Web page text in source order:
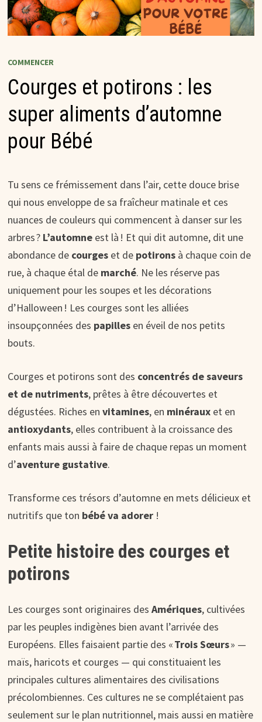
COMMENCER
Courges et potirons : les
super aliments d’automne
pour Bébé
Tu sens ce frémissement dans l’air, cette douce brise
qui nous enveloppe de sa fraîcheur matinale et ces
nuances de couleurs qui commencent à danser sur les
arbres ? L’automne est là ! Et qui dit automne, dit une
abondance de courges et de potirons à chaque coin de
rue, à chaque étal de marché. Ne les réserve pas
uniquement pour les soupes et les décorations
d’Halloween ! Les courges sont les alliées
insoupçonnées des papilles en éveil de nos petits
bouts.
Courges et potirons sont des concentrés de saveurs
et de nutriments, prêtes à être découvertes et
dégustées. Riches en vitamines, en minéraux et en
antioxydants, elles contribuent à la croissance des
enfants mais aussi à faire de chaque repas un moment
d’aventure gustative.
Transforme ces trésors d’automne en mets délicieux et
nutritifs que ton bébé va adorer!
Petite histoire des courges et
potirons
Les courges sont originaires des Amériques, cultivées
par les peuples indigènes bien avant l’arrivée des
Européens. Elles faisaient partie des «Trois Sœurs» —
maïs, haricots et courges — qui constituaient les
principales cultures alimentaires des civilisations
précolombiennes. Ces cultures ne se complétaient pas
seulement sur le plan nutritionnel, mais aussi en matière